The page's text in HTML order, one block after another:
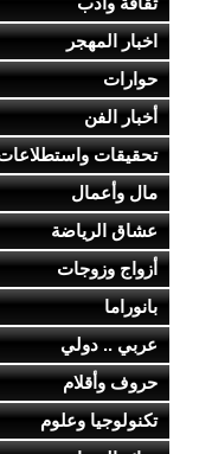
اخبار المهجر
حوارات
أخبار الفن
تحقيقات
مال وأعمال
عشاق الرياضة
أزواج وزوجات
بانوراما
عربي .. دولي
حروف وأقلام
تكنولوجيا وعلوم